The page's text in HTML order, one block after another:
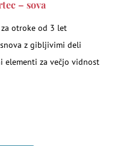
– sova
otroke od 3 let
z gibljivimi deli
elementi za večjo vidnost